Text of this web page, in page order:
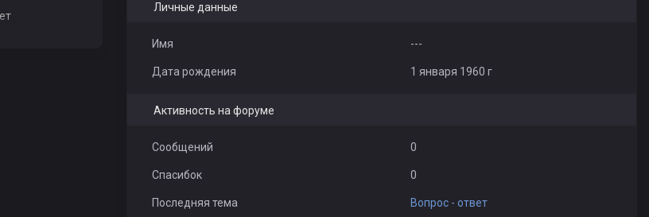
Личные данные
Имя ---
Дата рождения 1 января 1960 г
Активность на форуме
Сообщений 0
Спасибок 0
Последняя тема Вопрос - ответ